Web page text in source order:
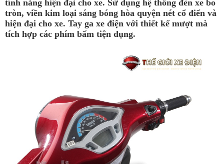
tính năng hiện đại cho xe. Sử dụng hệ thống đèn xe bo
tròn, viền kim loại sáng bóng hòa quyện nét cổ điển và
hiện đại cho xe. Tay ga xe điện với thiết kế mượt mà
tích hợp các phím bấm tiện dụng.